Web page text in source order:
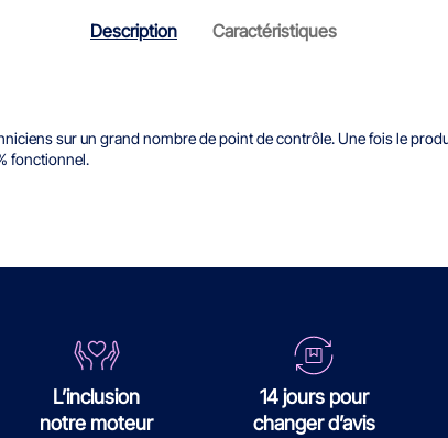
Description Caractéristiques
sur un grand nombre de point de contrôle. Une fois le
fonctionnel.
L’inclusion
notre moteur
14 jours pour
changer d’avis